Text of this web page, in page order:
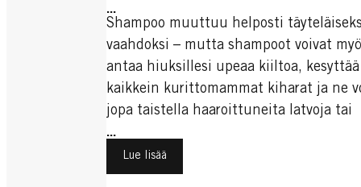
...
Shampoo muuttuu helposti
vaahdoksi – mutta shampoot voivat
antaa hiuksillesi upeaa kiiltoa, kesyttää
kaikkein kurittomammat kiharat ja ne
jopa taistella haaroittuneita latvoja tai
hilsettä vastaan.
...
Lue lisää